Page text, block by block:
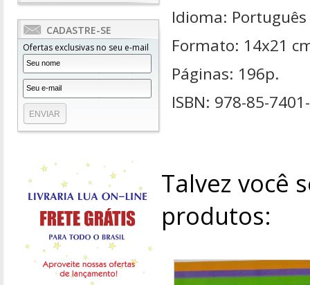
CADASTRE-SE
Ofertas exclusivas no seu e-mail
Idioma: Português
Formato: 14x21
Páginas: 196p.
ISBN: 978-85-
Talvez você
produtos: